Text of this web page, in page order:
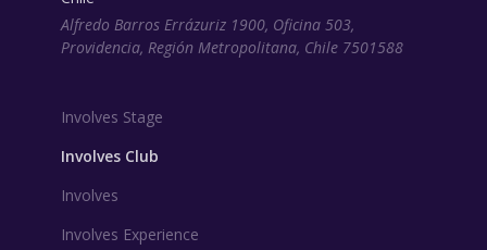
Alfredo Barros Errázuriz 1900, Oficina 503,
Providencia, Región Metropolitana, Chile 7501588
Involves Stage
Involves Club
Involves
Involves Experience